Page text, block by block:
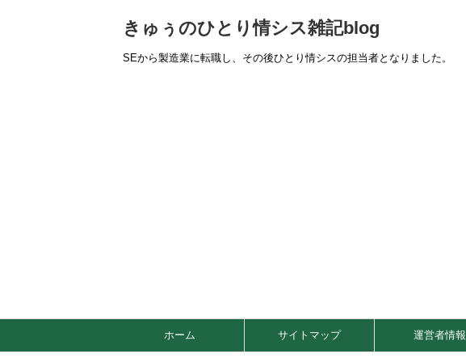
きゅぅのひとり情シス雑記blog
SEから製造業に転職し、その後ひとり情シスの担当者となりました。
ホーム サイトマップ 運営者情報